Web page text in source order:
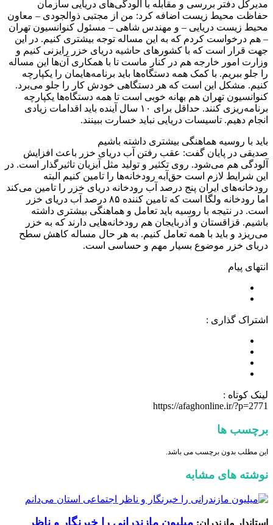
مدیرکل دفتر بررسی و مقابله با آلودگی‌های دریایی سازمان
حفاظت محیط زیست اضافه کرد: من از مجتبی ذوالجودی – معاون
محیط زیست دریایی – و مهندس شاهی – مسئول کنوانسیون تهران
– هم درخواست کردم که به این مساله توجه بیشتری کنیم. در این
جهت قرار است که با کشورهای حاشیه دریای خزر رایزنی کنیم و
وزارت امور خارجه هم در کنار ماست تا با همکاری آن‌ها این مساله
را جلو ببریم. با کمک همه دستگاه‌ها باید برنامه‌هایمان را یکپارچه
کنیم. مشکل این است که هر دستگاهی خودش کار را جلو می‌برد.
کنوانسیون تهران هم بهانه خوبی است تا همه دستگاه‌ها یکپارچه
برنامه‌ریزی کنند. حداقل برای ۱۰ سال آینده باید اقدامات زیادی
انجام دهیم. تاسیسات دریایی نباید خسارت ببینند.
باید با روسیه هماهنگی بیشتری داشته باشیم
صدیقی در پایان گفت: عقب رفتن آب دریای خزر باعث افزایش
آلودگی هم می‌شود. روی تکثیر و تولید مثل آبزیان تاثیرگذار است. در
این شرایط لازم است حق‌آبه رودخانه‌ها را تامین کنیم البته
رودخانه‌های ایران پنج درصد آب رودخانه دریای خزر را تامین می‌کند
اما رودخانه ولگا است که تامین کننده ۸۵ درصد آب دریای خزر
است. در نتیجه با روسیه باید تعامل و هماهنگی بیشتری داشته
باشیم. قزاقستان و آذربایجان هم رودخانه‌هایی دارند که به خزر
می‌ریزد و باید با همه تعامل کنیم. به هر حال مساله کاهش سطح
دریای خزر موضوع بسیار مهم و حساسی است.
انتهای پیام
اشتراک گذاری :
لینک کوتاه :
https://afaghonline.ir/?p=2771
برچسب ها
این مطلب بدون برچسب می باشد.
نوشته های مشابه